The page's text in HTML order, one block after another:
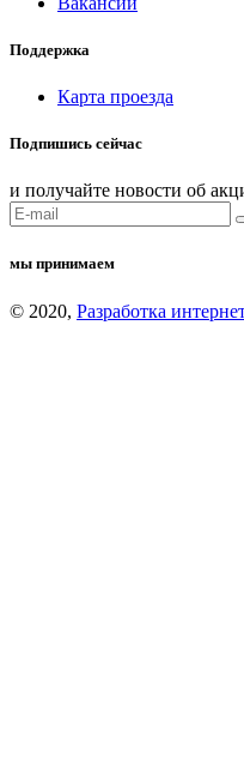
Поддержка
Карта проезда
Подпишись сейчас
и получайте новости об
мы принимаем
© 2020, Разработка